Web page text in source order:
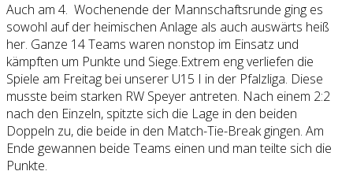
Auch am 4. Wochenende der Mannschaftsrunde ging es
sowohl auf der heimischen Anlage als auch auswärts heiß
her. Ganze 14 Teams waren nonstop im Einsatz und
kämpften um Punkte und Siege.Extrem eng verliefen die
Spiele am Freitag bei unserer U15 I in der Pfalzliga. Diese
musste beim starken RW Speyer antreten. Nach einem 2:2
nach den Einzeln, spitzte sich die Lage in den beiden
Doppeln zu, die beide in den Match-Tie-Break gingen. Am
Ende gewannen beide Teams einen und man teilte sich die
Punkte.